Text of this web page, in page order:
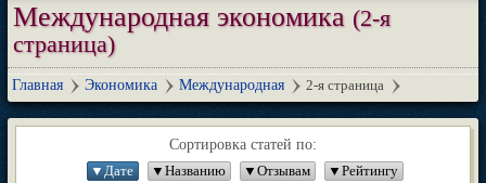
Международная экономика (2-я
страница)
Главная Экономика Международная 2-я страница
Сортировка статей по:
▼Дате
▼Названию ▼Отзывам ▼Рейтингу